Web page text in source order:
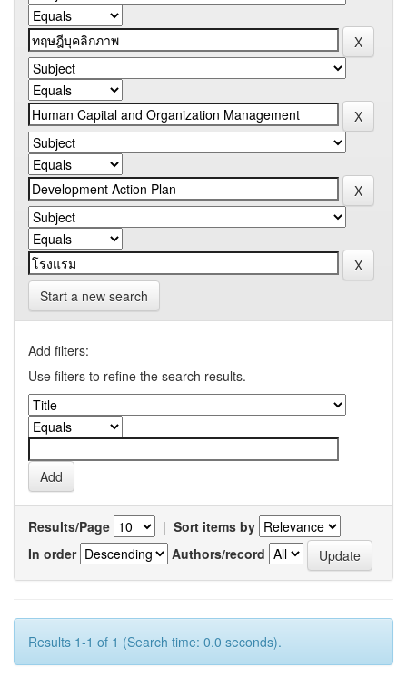
Start a new search
Add filters:
Use filters to refine the search results.
Results/Page | Sort items by
In order
Authors/record
Results 1-1 of 1 (Search time: 0.0 seconds).